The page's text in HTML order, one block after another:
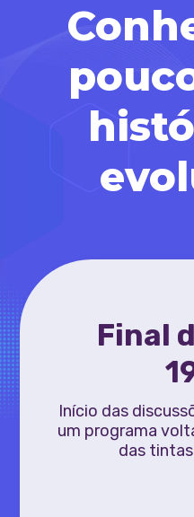
Final
Início das
um programa
das